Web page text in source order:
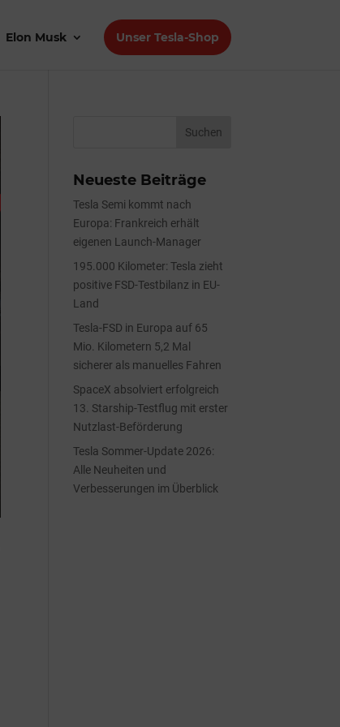
Elon Musk Unser Tesla-Shop
Neueste Beiträge
Tesla Semi kommt nach
Europa: Frankreich erhält
eigenen Launch-Manager
195.000 Kilometer: Tesla zieht
positive FSD-Testbilanz in EU-
Land
Tesla-FSD in Europa auf 65
Mio. Kilometern 5,2 Mal
sicherer als manuelles Fahren
SpaceX absolviert erfolgreich
13. Starship-Testflug mit erster
Nutzlast-Beförderung
Tesla Sommer-Update 2026:
Alle Neuheiten und
Verbesserungen im Überblick